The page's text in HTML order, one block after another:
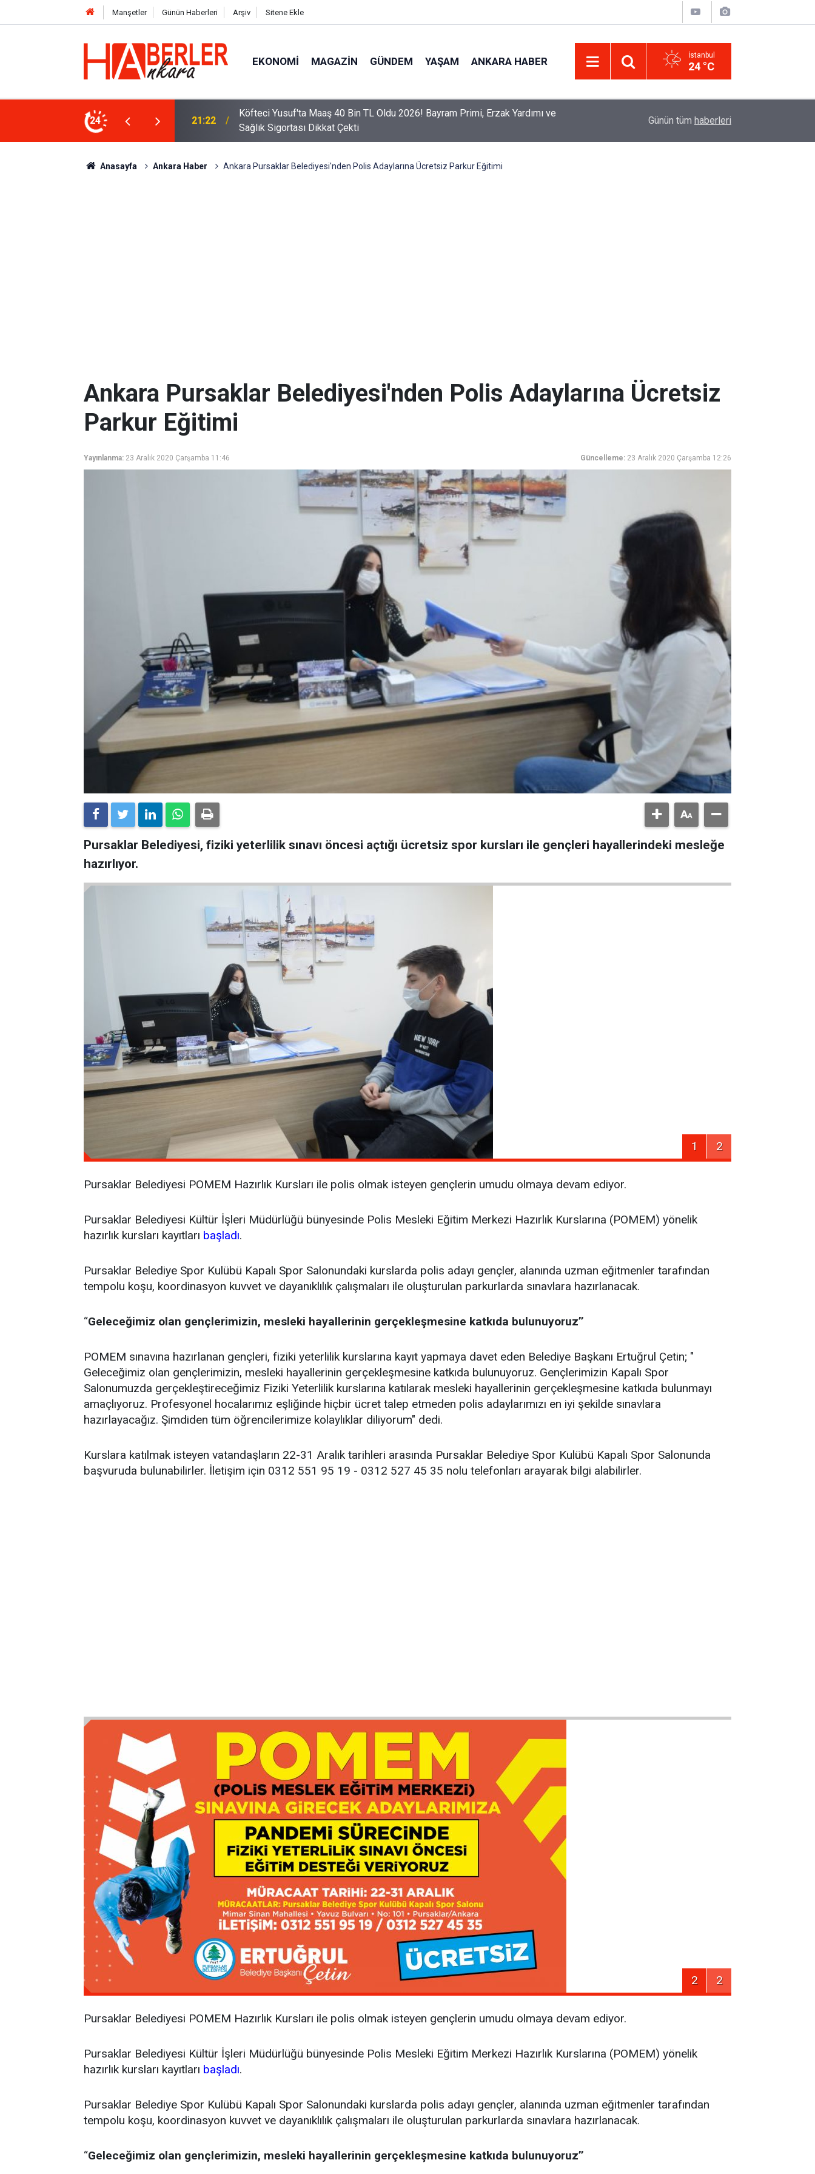
Manşetler Günün Haberleri Arşiv Sitene Ekle
EKONOMI MAGAZIN GÜNDEM YAŞAM ANKARA HABER İstanbul
24 °C
24
2026! Bayram Primi, Erzak Yardımı ve
12:33 Sürücüler Dikkat! Yeni Dönemde 3 İhlal Ehliyet İptaline Neden Olacak
Uzadı, Ödeme Kuralları Değişti
Günün tüm haberleri
Anasayfa Ankara Haber Ankara Pursaklar Belediyesi'nden Polis Adaylarına Ücretsiz Parkur Eğitimi
Ankara Pursaklar Belediyesi'nden Polis Adaylarına Ücretsiz
Parkur Eğitimi
Yayınlanma: 23 Aralık 2020 Çarşamba 11:46 Güncelleme: 23 Aralık 2020 Çarşamba 12:26
Pursaklar Belediyesi, fiziki yeterlilik sınavı öncesi açtığı ücretsiz spor kursları ile gençleri hayallerindeki mesleğe
hazırlıyor.
1 2
Pursaklar Belediyesi POMEM Hazırlık Kursları ile polis olmak isteyen gençlerin umudu olmaya devam ediyor.
Pursaklar Belediyesi Kültür İşleri Müdürlüğü bünyesinde Polis Mesleki Eğitim Merkezi Hazırlık Kurslarına (POMEM) yönelik
hazırlık kursları kayıtları başladı.
Pursaklar Belediye Spor Kulübü Kapalı Spor Salonundaki kurslarda polis adayı gençler, alanında uzman eğitmenler tarafından
tempolu koşu, koordinasyon kuvvet ve dayanıklılık çalışmaları ile oluşturulan parkurlarda sınavlara hazırlanacak.
‘‘Geleceğimiz olan gençlerimizin, mesleki hayallerinin gerçekleşmesine katkıda bulunuyoruz’’
POMEM sınavına hazırlanan gençleri, fiziki yeterlilik kurslarına kayıt yapmaya davet eden Belediye Başkanı Ertuğrul Çetin; "
Geleceğimiz olan gençlerimizin, mesleki hayallerinin gerçekleşmesine katkıda bulunuyoruz. Gençlerimizin Kapalı Spor
Salonumuzda gerçekleştireceğimiz Fiziki Yeterlilik kurslarına katılarak mesleki hayallerinin gerçekleşmesine katkıda bulunmayı
amaçlıyoruz. Profesyonel hocalarımız eşliğinde hiçbir ücret talep etmeden polis adaylarımızı en iyi şekilde sınavlara
hazırlayacağız. Şimdiden tüm öğrencilerimize kolaylıklar diliyorum" dedi.
Kurslara katılmak isteyen vatandaşların 22-31 Aralık tarihleri arasında Pursaklar Belediye Spor Kulübü Kapalı Spor Salonunda
başvuruda bulunabilirler. İletişim için 0312 551 95 19 - 0312 527 45 35 nolu telefonları arayarak bilgi alabilirler.
2 2
Pursaklar Belediyesi POMEM Hazırlık Kursları ile polis olmak isteyen gençlerin umudu olmaya devam ediyor.
Pursaklar Belediyesi Kültür İşleri Müdürlüğü bünyesinde Polis Mesleki Eğitim Merkezi Hazırlık Kurslarına (POMEM) yönelik
hazırlık kursları kayıtları başladı.
Pursaklar Belediye Spor Kulübü Kapalı Spor Salonundaki kurslarda polis adayı gençler, alanında uzman eğitmenler tarafından
tempolu koşu, koordinasyon kuvvet ve dayanıklılık çalışmaları ile oluşturulan parkurlarda sınavlara hazırlanacak.
‘‘Geleceğimiz olan gençlerimizin, mesleki hayallerinin gerçekleşmesine katkıda bulunuyoruz’’